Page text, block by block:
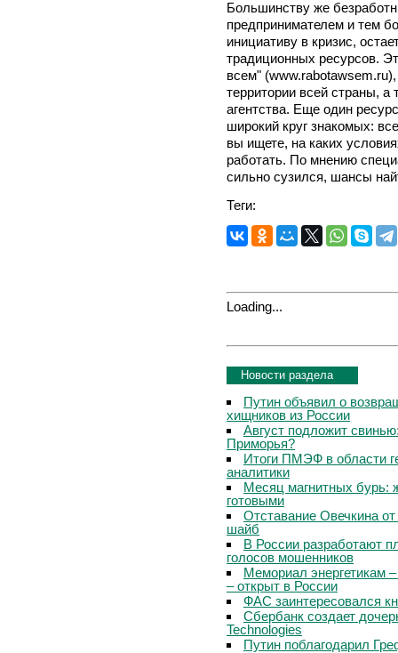
Большинству же
предпринимателем и тем
инициативу в кризис,
традиционных ресурсов.
всем"
территории всей страны, а
агентства. Еще один
широкий круг знакомых:
вы ищете, на каких
работать. По мнению
сильно сузился, шансы
Теги:
Loading...
Новости раздела
Путин объявил о
хищников из России
Август подложит
Приморья?
Итоги ПМЭФ в области
аналитики
Месяц магнитных бурь:
готовыми
Отставание Овечкина
шайб
В России разработают
голосов мошенников
Мемориал энергетикам
– открыт в России
ФАС заинтересовался
Сбербанк создает
Technologies
Путин поблагодарил